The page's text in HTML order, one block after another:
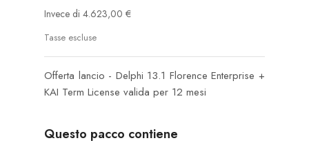
Invece di 4.623,00 €
Tasse escluse
Offerta lancio - Delphi 13.1 Florence Enterprise +
KAI Term License valida per 12 mesi
Questo pacco contiene